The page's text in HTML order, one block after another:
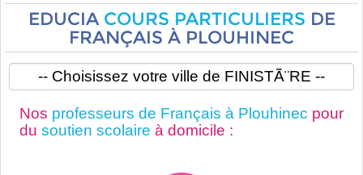
EDUCIA COURS PARTICULIERS DE
FRANÇAIS À PLOUHINEC
Nos professeurs de Français à Plouhinec pour
du soutien scolaire à domicile :